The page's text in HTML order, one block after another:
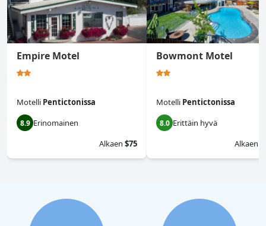
Empire Motel
Motelli Pentictonissa
8.9 Erinomainen
Alkaen $75
Bowmont Motel
Motelli Pentictonissa
8.0 Erittäin hyvä
Alkaen